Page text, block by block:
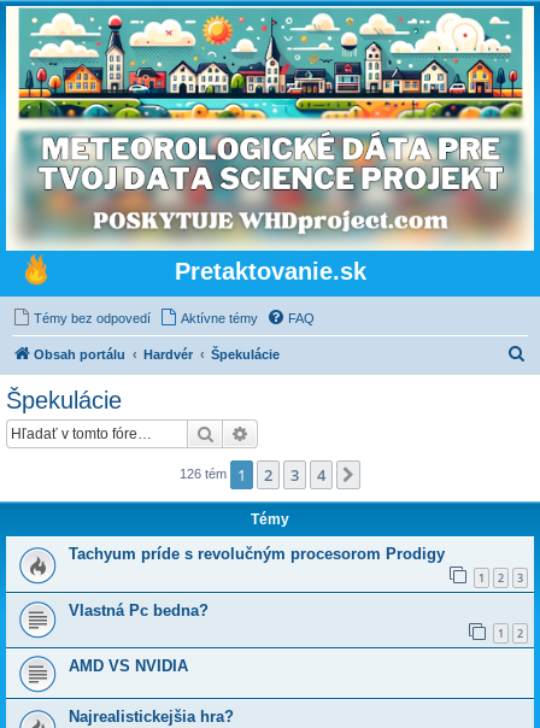
Pretaktovanie.sk
Témy bez odpovedí Aktívne témy FAQ
Obsah portálu Hardvér Špekulácie
Špekulácie
Hľadať
126 tém 1 2 3 4
Témy
Tachyum príde s revolučným procesorom Prodigy
1 2 3
Vlastná Pc bedna?
1 2
AMD VS NVIDIA
Najrealistickejšia hra?